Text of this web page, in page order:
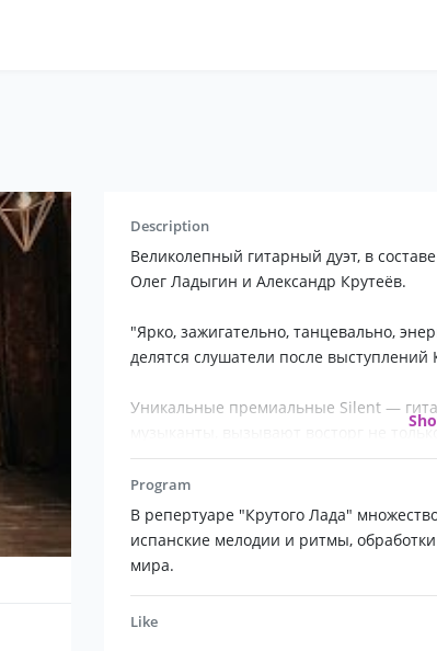
Description
Великолепный гитарный дуэт, в
Олег Ладыгин и Александр Крутеёв.
"Ярко, зажигательно, танцевально,
делятся слушатели после выступлений
Уникальные премиальные Silent —
музыканты, вызывают восторг не
стильным дизайном, но потрясающим
Дуэт "Крутой лад" на вашей свадьбе —
мелодий и гарантированно отличное
Program
В репертуаре "Крутого Лада"
испанские мелодии и ритмы,
мира.
Like